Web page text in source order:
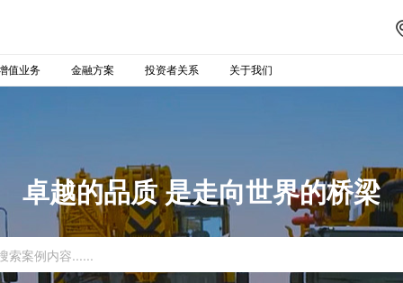
值业务 金融方案 投资者关系 关于我们
卓越的品质 是走向世界的桥梁